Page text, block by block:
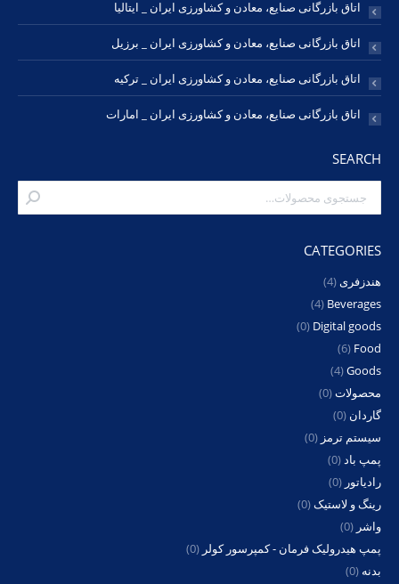
اتاق بازرگانی صنایع، معادن و کشاورزی ایران _ ایتالیا
اتاق بازرگانی صنایع، معادن و کشاورزی ایران _ برزیل
اتاق بازرگانی صنایع، معادن و کشاورزی ایران _ ترکیه
اتاق بازرگانی صنایع، معادن و کشاورزی ایران _ امارات
SEARCH
CATEGORIES
هندزفری(4)
Beverages
(4)
Digital goods
(0)
Food
(6)
Goods
(4)
محصولات(0)
گاردان (0)
سیستم ترمز (0)
پمپ باد(0)
رادیاتور (0)
رینگ و لاستیک(0)
واشر (0)
پمپ هیدرولیک فرمان - کمپرسور کولر (0)
بدنه (0)